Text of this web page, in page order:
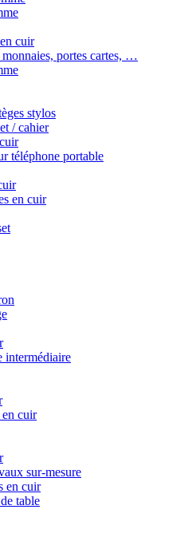
cuir
portes cartes, …
stylos
/ cahier
téléphone portable
en cuir
intermédiaire
en cuir
sur-mesure
en cuir
table